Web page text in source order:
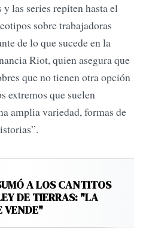
las series repiten hasta el
sobre trabajadoras
de lo que sucede en la
Riot, quien asegura que
que no tienen otra opción
extremos que suelen
amplia variedad, formas de
A LOS CANTITOS
DE TIERRAS: "LA
VENDE"